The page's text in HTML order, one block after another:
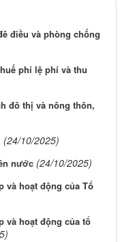
điều và phòng chống
phí lệ phí và thu
đô thị và nông thôn,
(24/10/2025)
nước (24/10/2025)
và hoạt động của Tổ
và hoạt động của tổ